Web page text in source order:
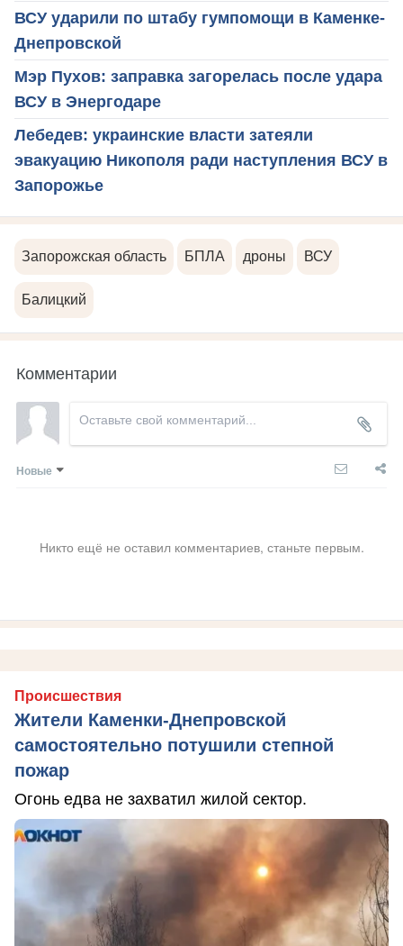
ВСУ ударили по штабу гумпомощи в Каменке-
Днепровской
Мэр Пухов: заправка загорелась после удара
ВСУ в Энергодаре
Лебедев: украинские власти затеяли
эвакуацию Никополя ради наступления ВСУ в
Запорожье
Запорожская область БПЛА дроны ВСУ
Балицкий
Комментарии
Новые
Никто ещё не оставил комментариев, станьте первым.
Происшествия
Жители Каменки-Днепровской
самостоятельно потушили степной
пожар
Огонь едва не захватил жилой сектор.